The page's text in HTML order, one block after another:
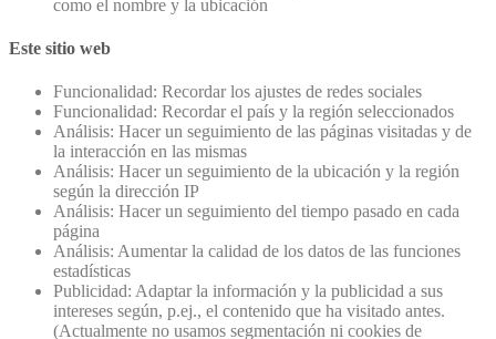
como el nombre y la ubicación
Este sitio web
Funcionalidad: Recordar los ajustes de redes sociales
Funcionalidad: Recordar el país y la región seleccionados
Análisis: Hacer un seguimiento de las páginas visitadas y de
la interacción en las mismas
Análisis: Hacer un seguimiento de la ubicación y la región
según la dirección IP
Análisis: Hacer un seguimiento del tiempo pasado en cada
página
Análisis: Aumentar la calidad de los datos de las funciones
estadísticas
Publicidad: Adaptar la información y la publicidad a sus
intereses según, p.ej., el contenido que ha visitado antes.
(Actualmente no usamos segmentación ni cookies de